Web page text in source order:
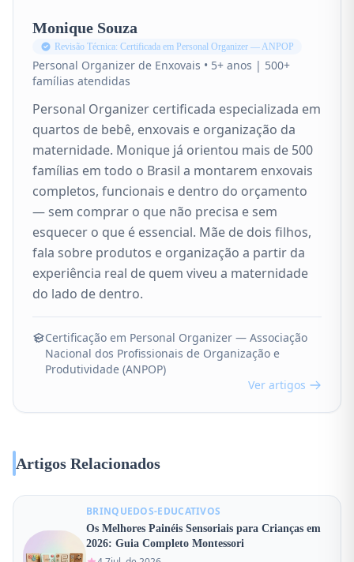
Monique Souza
Revisão Técnica: Certificada em Personal Organizer — ANPOP
Personal Organizer de Enxovais • 5+ anos | 500+
famílias atendidas
Personal Organizer certificada especializada em
quartos de bebê, enxovais e organização da
maternidade. Monique já orientou mais de 500
famílias em todo o Brasil a montarem enxovais
completos, funcionais e dentro do orçamento
— sem comprar o que não precisa e sem
esquecer o que é essencial. Mãe de dois filhos,
fala sobre produtos e organização a partir da
experiência real de quem viveu a maternidade
do lado de dentro.
Certificação em Personal Organizer — Associação
Nacional dos Profissionais de Organização e
Produtividade (ANPOP)
Ver artigos
Artigos Relacionados
BRINQUEDOS-EDUCATIVOS
Os Melhores Painéis Sensoriais para Crianças em
2026: Guia Completo Montessori